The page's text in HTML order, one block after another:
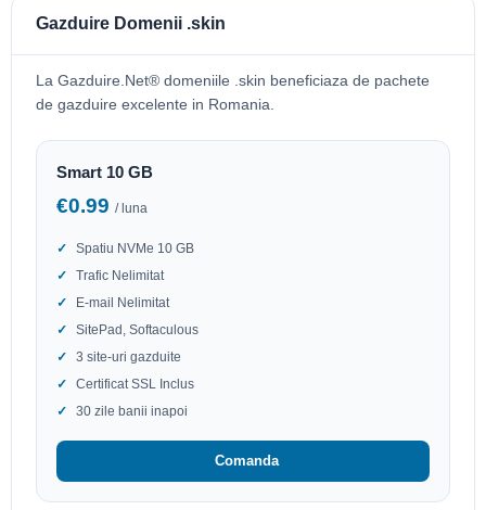
Gazduire Domenii .skin
La Gazduire.Net® domeniile .skin beneficiaza de pachete
de gazduire excelente in Romania.
Smart 10 GB
€0.99 / luna
Spatiu NVMe 10 GB
Trafic Nelimitat
E-mail Nelimitat
SitePad, Softaculous
3 site-uri gazduite
Certificat SSL Inclus
30 zile banii inapoi
Comanda